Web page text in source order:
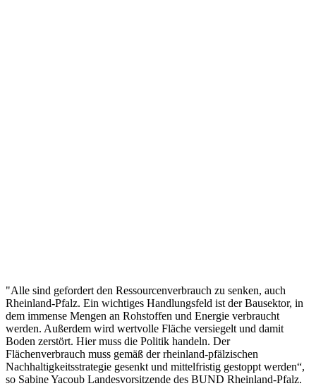
"Alle sind gefordert den Ressourcenverbrauch zu senken, auch
Rheinland-Pfalz. Ein wichtiges Handlungsfeld ist der Bausektor, in
dem immense Mengen an Rohstoffen und Energie verbraucht
werden. Außerdem wird wertvolle Fläche versiegelt und damit
Boden zerstört. Hier muss die Politik handeln. Der
Flächenverbrauch muss gemäß der rheinland-pfälzischen
Nachhaltigkeitsstrategie gesenkt und mittelfristig gestoppt werden“,
so Sabine Yacoub Landesvorsitzende des BUND Rheinland-Pfalz.